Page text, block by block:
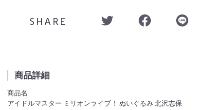
SHARE
商品詳細
商品名
アイドルマスター ミリオンライブ！ ぬいぐるみ 北沢志保